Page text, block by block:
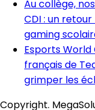
Au collège,
CDI : un
gaming
Esports World
français de
grimper les
Copyright.